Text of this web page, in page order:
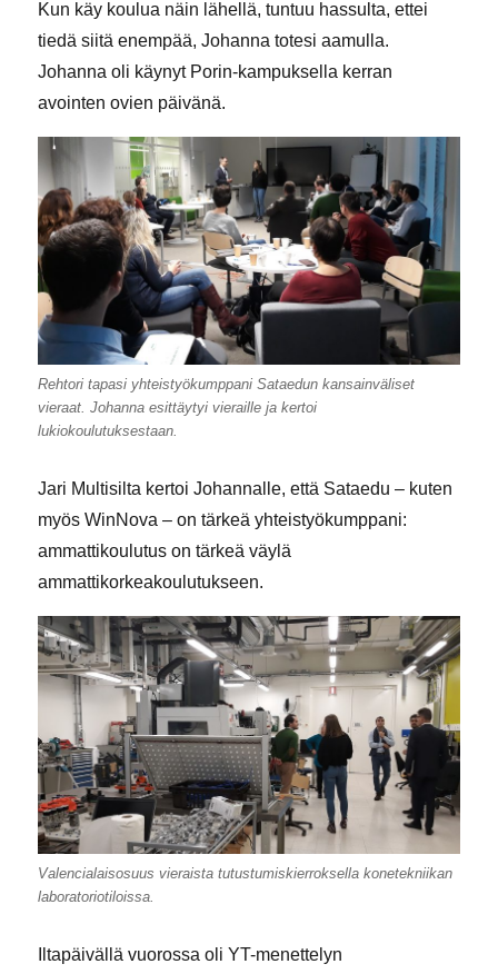
Kun käy koulua näin lähellä, tuntuu hassulta, ettei
tiedä siitä enempää, Johanna totesi aamulla.
Johanna oli käynyt Porin-kampuksella kerran
avointen ovien päivänä.
Rehtori tapasi yhteistyökumppani Sataedun kansainväliset
vieraat. Johanna esittäytyi vieraille ja kertoi
lukiokoulutuksestaan.
Jari Multisilta kertoi Johannalle, että Sataedu – kuten
myös WinNova – on tärkeä yhteistyökumppani:
ammattikoulutus on tärkeä väylä
ammattikorkeakoulutukseen.
Valencialaisosuus vieraista tutustumiskierroksella konetekniikan
laboratoriotiloissa.
Iltapäivällä vuorossa oli YT-menettelyn